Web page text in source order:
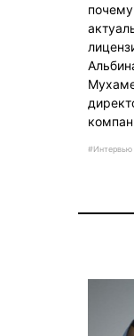
#Интервью